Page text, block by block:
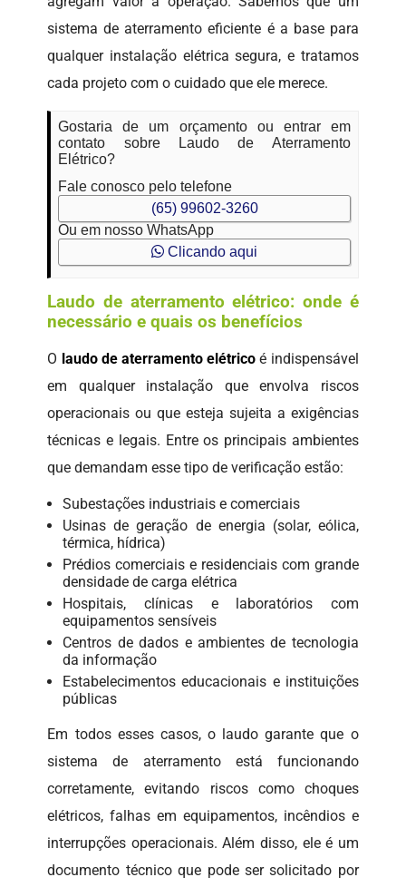
sistema de aterramento eficiente é a base para
qualquer instalação elétrica segura, e tratamos
cada projeto com o cuidado que ele merece.
Gostaria de um orçamento ou entrar em
contato sobre Laudo de Aterramento
Elétrico?
Fale conosco pelo telefone
(65) 99602-3260
Ou em nosso WhatsApp
Clicando aqui
Laudo de aterramento elétrico: onde é
necessário e quais os benefícios
O laudo de aterramento elétrico é indispensável
em qualquer instalação que envolva riscos
operacionais ou que esteja sujeita a exigências
técnicas e legais. Entre os principais ambientes
que demandam esse tipo de verificação estão:
Subestações industriais e comerciais
Usinas de geração de energia (solar, eólica,
térmica, hídrica)
Prédios comerciais e residenciais com grande
densidade de carga elétrica
Hospitais, clínicas e laboratórios com
equipamentos sensíveis
Centros de dados e ambientes de tecnologia
da informação
Estabelecimentos educacionais e instituições
públicas
Em todos esses casos, o laudo garante que o
sistema de aterramento está funcionando
corretamente, evitando riscos como choques
elétricos, falhas em equipamentos, incêndios e
interrupções operacionais. Além disso, ele é um
documento técnico que pode ser solicitado por